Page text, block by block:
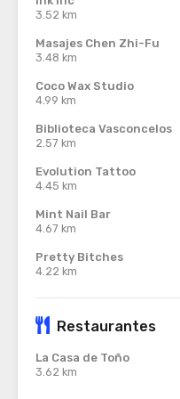
3.52 km
Masajes Chen Zhi-Fu
3.48 km
Coco Wax Studio
4.99 km
Biblioteca Vasconcelos
2.57 km
Evolution Tattoo
4.45 km
Mint Nail Bar
4.67 km
Pretty Bitches
4.22 km
Restaurantes
La Casa de Toño
3.62 km